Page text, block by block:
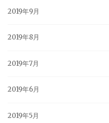
2019年9月
2019年8月
2019年7月
2019年6月
2019年5月